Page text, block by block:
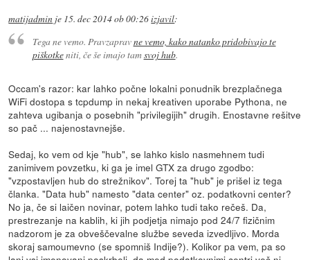
matijadmin je 15. dec 2014 ob 00:26izjavil:
Tega ne vemo. Pravzapravne vemo, kako natanko pridobivajo te
piškotkeniti, če še imajo tamsvoj hub.
Occam's razor: kar lahko počne lokalni ponudnik brezplačnega
WiFi dostopa s tcpdump in nekaj kreativen uporabe Pythona, ne
zahteva ugibanja o posebnih "privilegijih" drugih. Enostavne rešitve
so pač ... najenostavnejše.
Sedaj, ko vem od kje "hub", se lahko kislo nasmehnem tudi
zanimivem povzetku, ki ga je imel GTX za drugo zgodbo:
"vzpostavljen hub do strežnikov". Torej ta "hub" je prišel iz tega
članka. "Data hub" namesto "data center" oz. podatkovni center?
No ja, če si laičen novinar, potem lahko tudi tako rečeš. Da,
prestrezanje na kablih, ki jih podjetja nimajo pod 24/7 fizičnim
nadzorom je za obveščevalne službe seveda izvedljivo. Morda
skoraj samoumevno (se spomniš Indije?). Kolikor pa vem, pa so